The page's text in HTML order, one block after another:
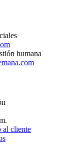
humana
al cliente